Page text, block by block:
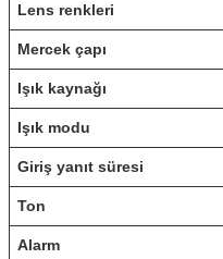
Lens renkleri
Mercek çapı
Işık kaynağı
Işık modu
Giriş yanıt süresi
Ton
Alarm